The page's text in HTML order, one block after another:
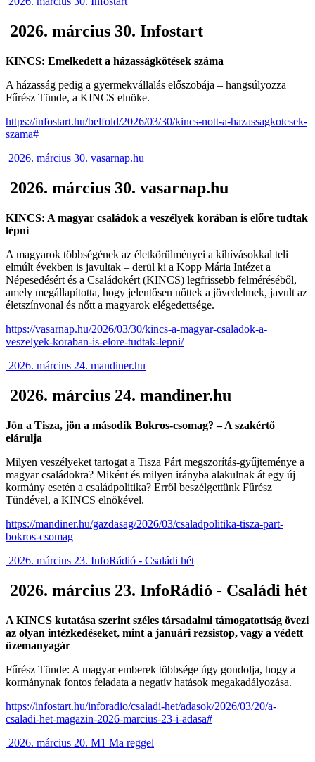
2026. március 30. Infostart
KINCS: Emelkedett a házasságkötések száma
A házasság pedig a gyermekvállalás előszobája – hangsúlyozza
Fűrész Tünde, a KINCS elnöke.
https://infostart.hu/belfold/2026/03/30/kincs-nott-a-hazassagkotesek-
szama#
2026. március 30. vasarnap.hu
2026. március 30. vasarnap.hu
KINCS: A magyar családok a veszélyek korában is előre tudtak
lépni
A magyarok többségének az életkörülményei a kihívásokkal teli
elmúlt években is javultak – derül ki a Kopp Mária Intézet a
Népesedésért és a Családokért (KINCS) legfrissebb felméréséből,
amely megállapította, hogy jelentősen nőttek a jövedelmek, javult az
életszínvonal és nőtt a magyarok elégedettsége.
https://vasarnap.hu/2026/03/30/kincs-a-magyar-csaladok-a-
veszelyek-koraban-is-elore-tudtak-lepni/
2026. március 24. mandiner.hu
2026. március 24. mandiner.hu
Jön a Tisza, jön a második Bokros-csomag? – A szakértő
elárulja
Milyen veszélyeket tartogat a Tisza Párt megszorítás-gyűjteménye a
magyar családokra? Miként és milyen irányba alakulnak át egy új
kormány esetén a családpolitika? Erről beszélgettünk Fűrész
Tündével, a KINCS elnökével.
https://mandiner.hu/gazdasag/2026/03/csaladpolitika-tisza-part-
bokros-csomag
2026. március 23. InfoRádió - Családi hét
2026. március 23. InfoRádió - Családi hét
A KINCS kutatása szerint széles társadalmi támogatottság övezi
az olyan intézkedéseket, mint a januári rezsistop, vagy a védett
üzemanyagár
Fűrész Tünde: A magyar emberek többsége úgy gondolja, hogy a
kormánynak fontos feladata a negatív hatások megakadályozása.
https://infostart.hu/inforadio/csaladi-het/adasok/2026/03/20/a-
csaladi-het-magazin-2026-marcius-23-i-adasa#
2026. március 20. M1 Ma reggel